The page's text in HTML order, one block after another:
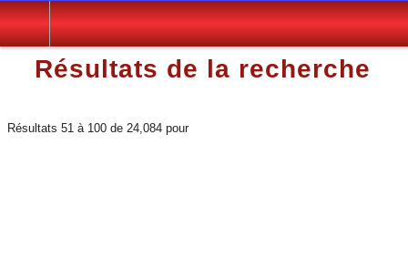
Résultats de la recherche
Résultats 51 à 100 de 24,084 pour